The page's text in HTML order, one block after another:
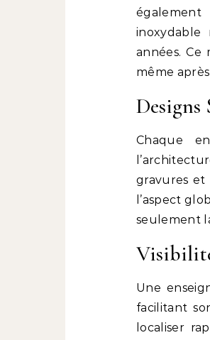
années.
même
Designs
Chaque
gravures et
l’aspect
seulement
Une
facilitant
localiser